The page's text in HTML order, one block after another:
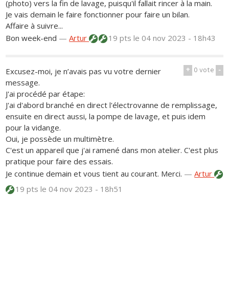
(photo) vers la fin de lavage, puisqu'il fallait rincer à la main.
Je vais demain le faire fonctionner pour faire un bilan.
Affaire à suivre...
Bon week-end —Artur 19 ptsle 04 nov 2023 - 18h43
+ 0vote -
Excusez-moi, je n’avais pas vu votre dernier
message.
J'ai procédé par étape:
J'ai d'abord branché en direct l'électrovanne de remplissage,
ensuite en direct aussi, la pompe de lavage, et puis idem
pour la vidange.
Oui, je possède un multimètre.
C'est un appareil que j'ai ramené dans mon atelier. C'est plus
pratique pour faire des essais.
Je continue demain et vous tient au courant. Merci. —Artur
19 ptsle 04 nov 2023 - 18h51